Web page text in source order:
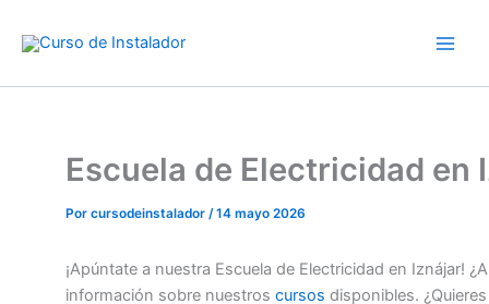
Escuela de Electricidad en
Por cursodeinstalador /14 mayo 2026
¡Apúntate a nuestra Escuela de Electricidad en Iznájar!
información sobre nuestros cursos disponibles.